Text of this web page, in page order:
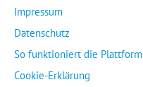
Impressum
Datenschutz
So funktioniert die Plattform
Cookie-Erklärung